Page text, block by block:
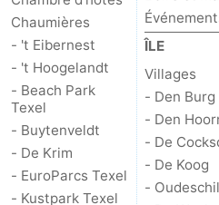
Chaumières
- 't Eibernest
- 't Hoogelandt
- Beach Park
Texel
- Buytenveldt
- De Krim
- EuroParcs Texel
- Kustpark Texel
ÎLE
Villages
- Den Burg
- Den
- De
- De Koog
-